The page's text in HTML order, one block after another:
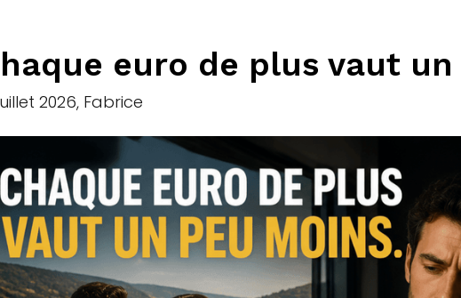
euro de plus vaut
2026, Fabrice